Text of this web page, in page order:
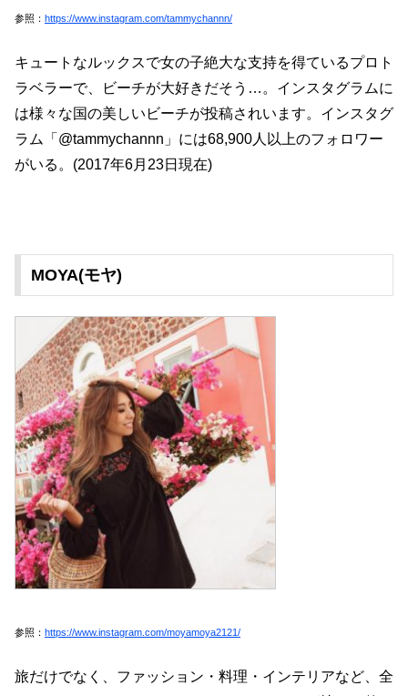
参照： https://www.instagram.com/tammychannn/
キュートなルックスで女の子絶大な支持を得ているプロト
ラベラーで、ビーチが大好きだそう…。インスタグラムに
は様々な国の美しいビーチが投稿されいます。インスタグ
ラム「@tammychannn」には68,900人以上のフォロワー
がいる。(2017年6月23日現在)
MOYA(モヤ)
参照： https://www.instagram.com/moyamoya2121/
旅だけでなく、ファッション・料理・インテリアなど、全